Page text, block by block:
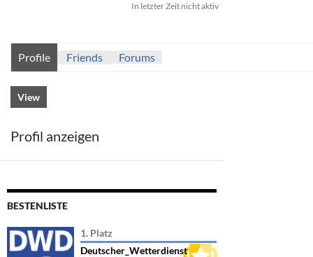
In letzter Zeit nicht aktiv
Profile Friends Forums
View
Profil anzeigen
BESTENLISTE
1. Platz
Deutscher_Wetterdienst